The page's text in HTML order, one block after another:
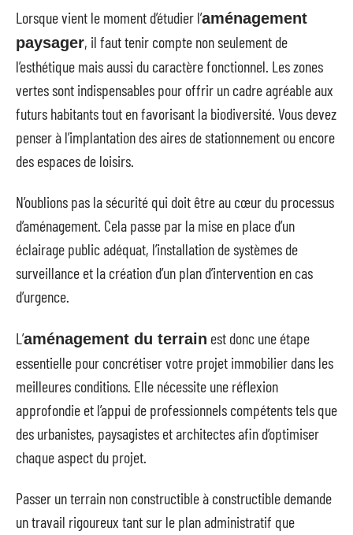
Lorsque vient le moment d’étudier l’aménagement
paysager, il faut tenir compte non seulement de
l’esthétique mais aussi du caractère fonctionnel. Les zones
vertes sont indispensables pour offrir un cadre agréable aux
futurs habitants tout en favorisant la biodiversité. Vous devez
penser à l’implantation des aires de stationnement ou encore
des espaces de loisirs.
N’oublions pas la sécurité qui doit être au cœur du processus
d’aménagement. Cela passe par la mise en place d’un
éclairage public adéquat, l’installation de systèmes de
surveillance et la création d’un plan d’intervention en cas
d’urgence.
L’aménagement du terrain est donc une étape
essentielle pour concrétiser votre projet immobilier dans les
meilleures conditions. Elle nécessite une réflexion
approfondie et l’appui de professionnels compétents tels que
des urbanistes, paysagistes et architectes afin d’optimiser
chaque aspect du projet.
Passer un terrain non constructible à constructible demande
un travail rigoureux tant sur le plan administratif que